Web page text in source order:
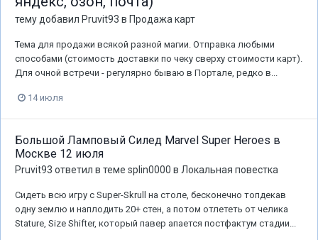
тему добавил Pruvit93 в Продажа карт
Тема для продажи всякой разной магии. Отправка любыми
способами (стоимость доставки по чеку сверху стоимости карт).
Для очной встречи - регулярно бываю в Портале, редко в...
14 июля
Большой Ламповый Силед Marvel Super Heroes в
Москве 12 июля
Pruvit93 ответил в теме splin0000 в Локальная повестка
Сидеть всю игру с Super-Skrull на столе, бесконечно топдекав
одну землю и наплодить 20+ стен, а потом отлететь от челика
Stature, Size Shifter, который павер апается постфактум стадии...